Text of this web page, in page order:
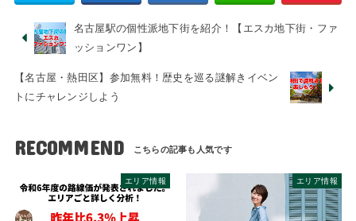
名古屋駅の個性派地下街を紹介！【エスカ地下街・ファ
ッションワン】
【名古屋・熱田区】参加無料！歴史を巡る謎解きイベン
トにチャレンジしよう
RECOMMEND
エリア情報 エリア情報